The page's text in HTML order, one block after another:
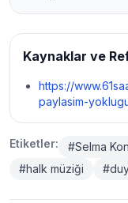
Kaynaklar ve
https://
paylasim-
Etiketler: #Selma
#halk müziği